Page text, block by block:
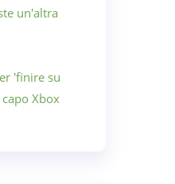
un'altra
'finire su
Xbox